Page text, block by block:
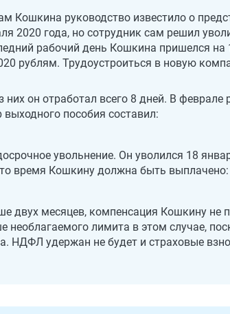
Кошкина руководство известило о
2020 года, но сотрудник сам решил
рабочий день Кошкина пришелся на
рублям. Трудоустроиться в новую
он отработал всего 8 дней. В феврале
пособия составил:
увольнение. Он уволился 18
время Кошкину должна быть выплачено:
двух месяцев, компенсация Кошкину не
лимита в этом случае,
НДФЛ удержан не будет и страховые